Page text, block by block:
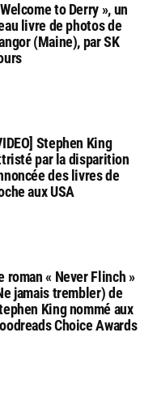
to Derry », un
livre de photos de
(Maine), par SK
Stephen King
par la disparition
des livres de
aux USA
roman « Never Flinch »
jamais trembler) de
King nommé aux
Choice Awards